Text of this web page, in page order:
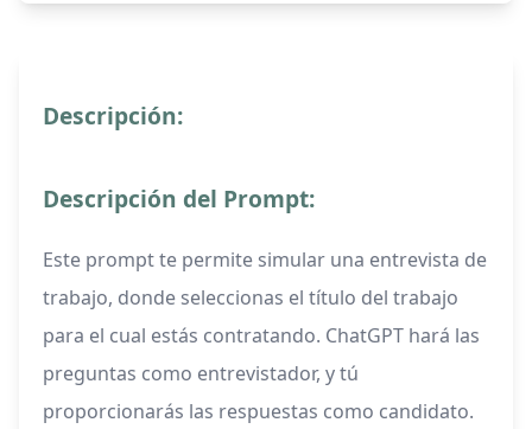
Descripción:
Descripción del Prompt:
Este prompt te permite simular una entrevista de
trabajo, donde seleccionas el título del trabajo
para el cual estás contratando. ChatGPT hará las
preguntas como entrevistador, y tú
proporcionarás las respuestas como candidato.